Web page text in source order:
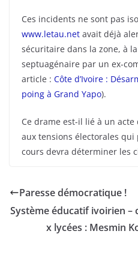
Ces incidents ne sont pas
www.letau.net avait déjà
sécuritaire dans la zone, à
septuagénaire par un ex-
article : Côte d’Ivoire :
poing à Grand Yapo).
Ce drame est-il lié à un
aux tensions électorales qui
cours devra déterminer les
Paresse démocratique !
Système éducatif ivoirien
x lycées : Mesmin